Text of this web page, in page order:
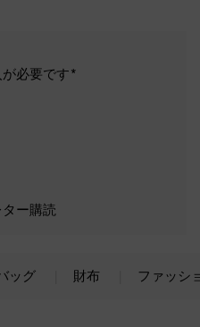
必要です*
ー購読
ッグ 財布 ファッシ